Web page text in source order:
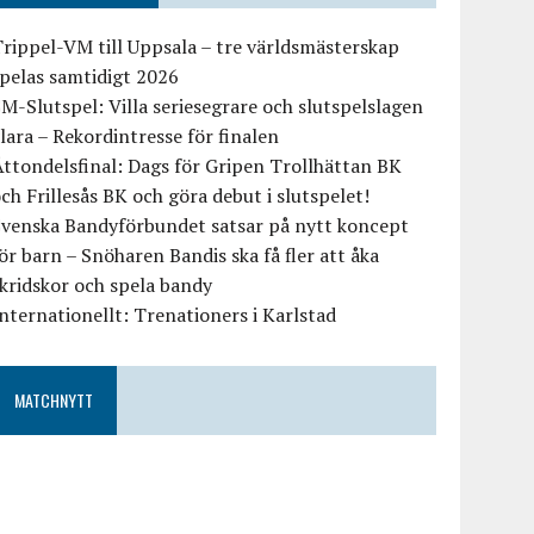
VM till Uppsala – tre världsmästerskap
samtidigt 2026
Slutspel: Villa seriesegrare och slutspelslagen
– Rekordintresse för finalen
Dags för Gripen Trollhättan BK
Frillesås BK och göra debut i slutspelet!
Bandyförbundet satsar på nytt koncept
barn – Snöharen Bandis ska få fler att åka
och spela bandy
Trenationers i Karlstad
MATCHNYTT